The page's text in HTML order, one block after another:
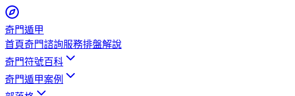
奇門遁甲
首頁奇門諮詢服務排盤解說
奇門符號百科
奇門遁甲案例